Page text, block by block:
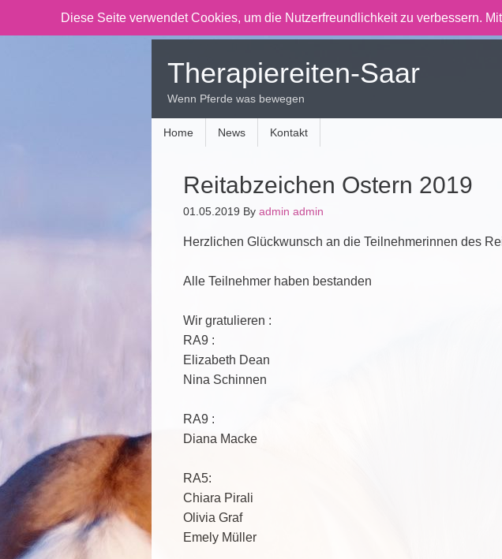
Therapiereiten-Saar
Wenn Pferde was bewegen
Home News Kontakt
Reitabzeichen Ostern 2019
01.05.2019 By admin admin
Herzlichen Glückwunsch an die Teilnehmerinnen des
Alle Teilnehmer haben bestanden
Wir gratulieren :
RA9 :
Elizabeth Dean
Nina Schinnen
RA9 :
Diana Macke
RA5:
Chiara Pirali
Olivia Graf
Emely Müller
Diese Seite verwendet Cookies, um die Nutzerfreundlichkeit zu verbessern.